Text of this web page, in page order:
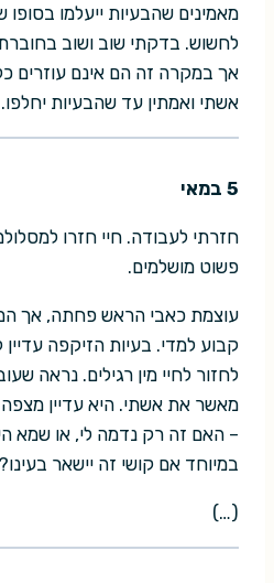
מאמינים שהבעיות ייעלמו בסופו
לחשוש. בדקתי שוב ושוב
אך במקרה זה הם אינם עוזרים
אשתי ואמתין עד שהבעיות יחלפו.
5 במאי
חזרתי לעבודה. חיי חזרו
פשוט מושלמים.
עוצמת כאבי הראש פחתה, אך הם
קבוע למדי. בעיות הזיקפה עדיין
לחזור לחיי מין רגילים. נראה
מאשר את אשתי. היא עדיין
– האם זה רק נדמה לי, או שמא
במיוחד אם קושי זה יישאר בעינו?
(…)